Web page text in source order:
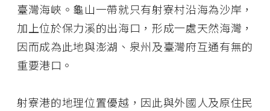
臺灣海峽。龜山一帶就只有射寮村沿海為沙岸，
加上位於保力溪的出海口，形成一處天然海灣，
因而成為此地與澎湖、泉州及臺灣府互通有無的
重要港口。
射寮港的地理位置優越，因此與外國人及原住民